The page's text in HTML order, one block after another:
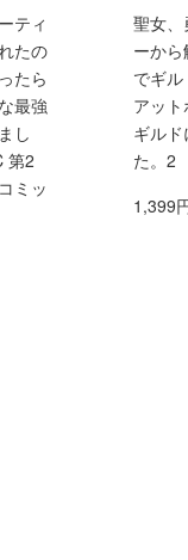
ティ
たの
たら
最強
し
第2
ミッ
聖女、
ーか
でギ
アッ
ギルド
た。2
1,399